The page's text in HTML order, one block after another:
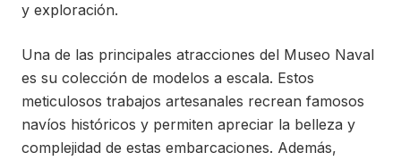
y exploración.
Una de las principales atracciones del Museo Naval
es su colección de modelos a escala. Estos
meticulosos trabajos artesanales recrean famosos
navíos históricos y permiten apreciar la belleza y
complejidad de estas embarcaciones. Además,